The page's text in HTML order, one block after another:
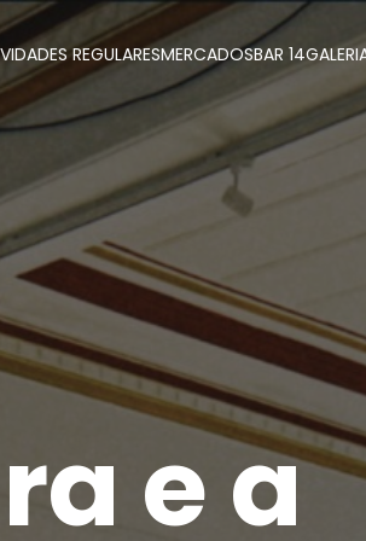
REGULARESMERCADOSBAR 14
e a